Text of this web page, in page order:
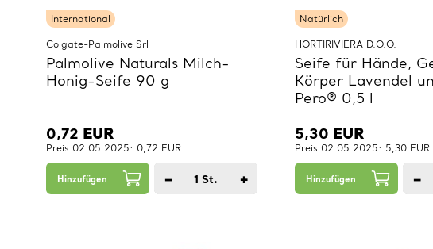
International
Colgate-Palmolive Srl
Palmolive Naturals Milch-
Honig-Seife 90 g
0,72 EUR
Preis 02.05.2025: 0,72 EUR
Hinzufügen − 1 St. +
Natürlich
HORTIRIVIERA D.O.O.
Seife für Hände,
Körper Lavendel
Pero® 0,5 l
5,30 EUR
Preis 02.05.2025: 5,30 EUR
Hinzufügen −